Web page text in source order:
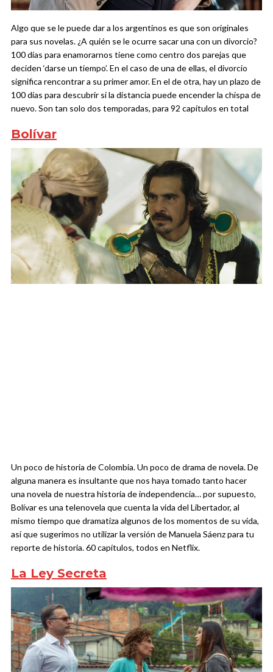
Algo que se le puede dar a los argentinos es que son originales
para sus novelas. ¿A quién se le ocurre sacar una con un divorcio?
100 días para enamorarnos tiene como centro dos parejas que
deciden ‘darse un tiempo’. En el caso de una de ellas, el divorcio
significa rencontrar a su primer amor. En el de otra, hay un plazo de
100 días para descubrir si la distancia puede encender la chispa de
nuevo. Son tan solo dos temporadas, para 92 capítulos en total
Bolívar
Un poco de historia de Colombia. Un poco de drama de novela. De
alguna manera es insultante que nos haya tomado tanto hacer
una novela de nuestra historia de independencia… por supuesto,
Bolívar es una telenovela que cuenta la vida del Libertador, al
mismo tiempo que dramatiza algunos de los momentos de su vida,
así que sugerimos no utilizar la versión de Manuela Sáenz para tu
reporte de historia. 60 capítulos, todos en Netflix.
La Ley Secreta